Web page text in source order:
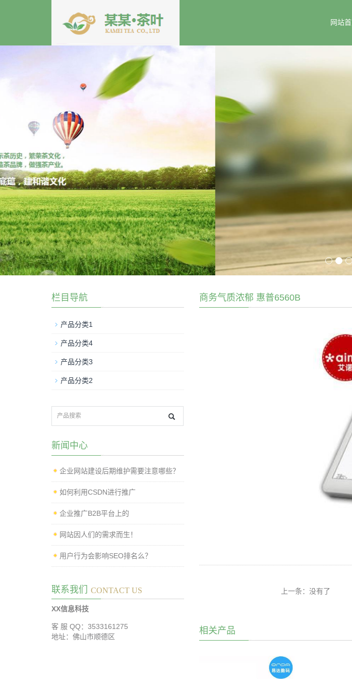
网站
商务气质浓郁 惠普6560B
上一条：没有了
相关产品
栏目导航
产品分类1
产品分类4
产品分类3
产品分类2
新闻中心
企业网站建设后期维护需要注意哪些？
如何利用CSDN进行推广
企业推广B2B平台上的
网站因人们的需求而生！
用户行为会影响SEO排名么？
联系我们 CONTACT US
XX信息科技
客 服 QQ：3533161275
地址：佛山市顺德区